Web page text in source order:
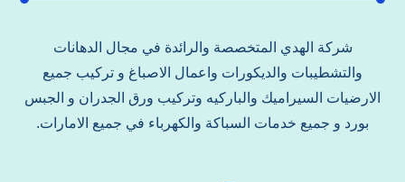
شركة الهدي المتخصصة والرائدة في مجال الدهانات
والتشطيبات والديكورات واعمال الاصباغ و تركيب جميع
الارضيات السيراميك والباركيه وتركيب ورق الجدران و الجبس
بورد و جميع خدمات السباكة والكهرباء في جميع الامارات.